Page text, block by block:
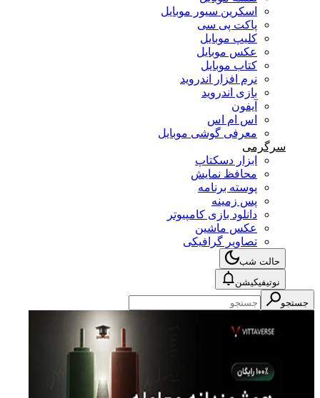
اسکرین سیور موبایل
پاکت پی سی
کلیپ موبایل
عکس موبایل
کتاب موبایل
نرم افزار اندروید
بازی اندروید
آیفون
اس ام اس
معرفی گوشی موبایل
سرگرمی
ابزار دسکتاپ
محافظ نمایش
پوسته برنامه
پس زمینه
دانلود بازی کامپیوتر
عکس ماشین
تصاویر گرافیکی
حالت شب
نوتیفیکیشن
جستجو